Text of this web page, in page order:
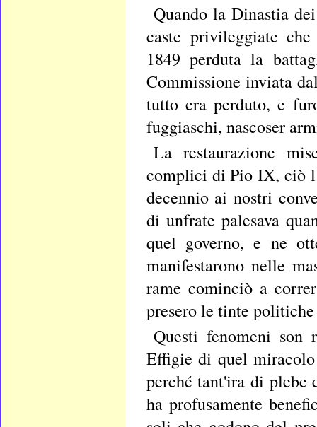
Quando la Dinastia
caste privileggiate
1849 perduta la
Commissione inviata
tutto era perduto, e
fuggiaschi, nascoser
La restaurazione
complici di Pio IX, ciò
decennio ai nostri
di unfrate palesava
quel governo, e ne
manifestarono nelle
rame cominciò a
presero le tinte
Questi fenomeni
Effigie di quel
perché tant'ira di plebe
ha profusamente